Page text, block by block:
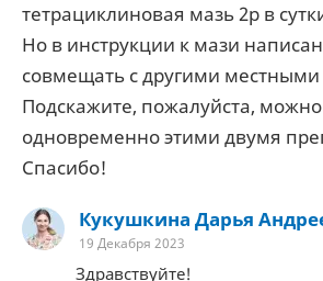
тетрациклиновая мазь 2р в
Но в инструкции к мази
совмещать с другими
Подскажите, пожалуйста,
одновременно этими двумя
Спасибо!
Кукушкина Дарья
19 Декабря 2023
Здравствуйте!